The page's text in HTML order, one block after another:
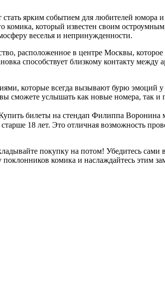
ярким событием для любителей юмора
комика, который известен своим
веселья и непринужденности.
расположенное в центре Москвы,
способствует близкому контакту
которые всегда вызывают бурю эмоций у
сможете услышать как новые номера, так
билеты на стендап Филиппа
18 лет. Это отличная возможность
покупку на потом! Убедитесь
комика и наслаждайтесь этим